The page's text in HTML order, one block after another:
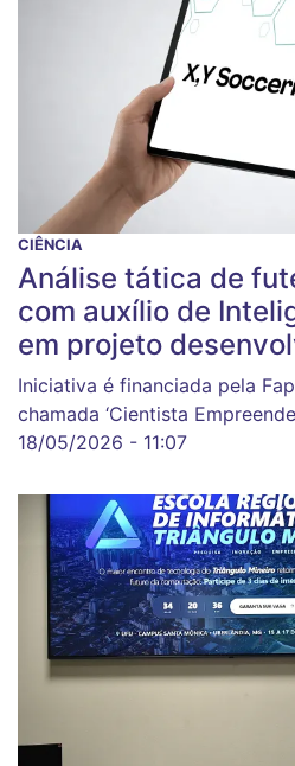
CIÊNCIA
Análise tática de
com auxílio de
em projeto
Iniciativa é financiada pela
chamada ‘Cientista
18/05/2026 - 11:07